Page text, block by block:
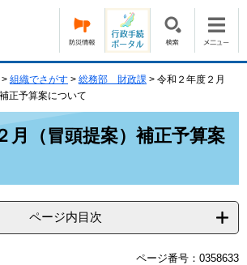
> 組織でさがす > 総務部 財政課 > 令和２年度２月
正予算案について
月（冒頭提案）補正予算案
ページ内目次
ページ番号：0358633